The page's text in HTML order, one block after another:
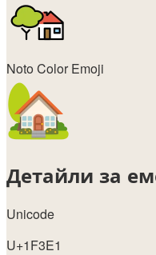
Noto Color Emoji
Детайли за
Unicode
U+1F3E1